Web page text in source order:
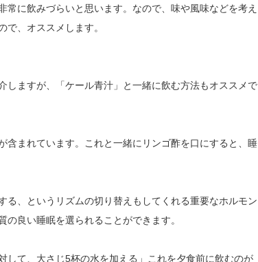
常に飲みづらいと思います。なので、味や風味などを考え
、オススメします。
しますが、「ケール青汁」と一緒に飲む方法もオススメで
含まれています。これと一緒にリンゴ酢を口にすると、睡
る、というリズムの切り替えもしてくれる重要なホルモン
良い睡眠を選られることができます。
して、大さじ5杯の水を加える」これを夕食前に飲むのが